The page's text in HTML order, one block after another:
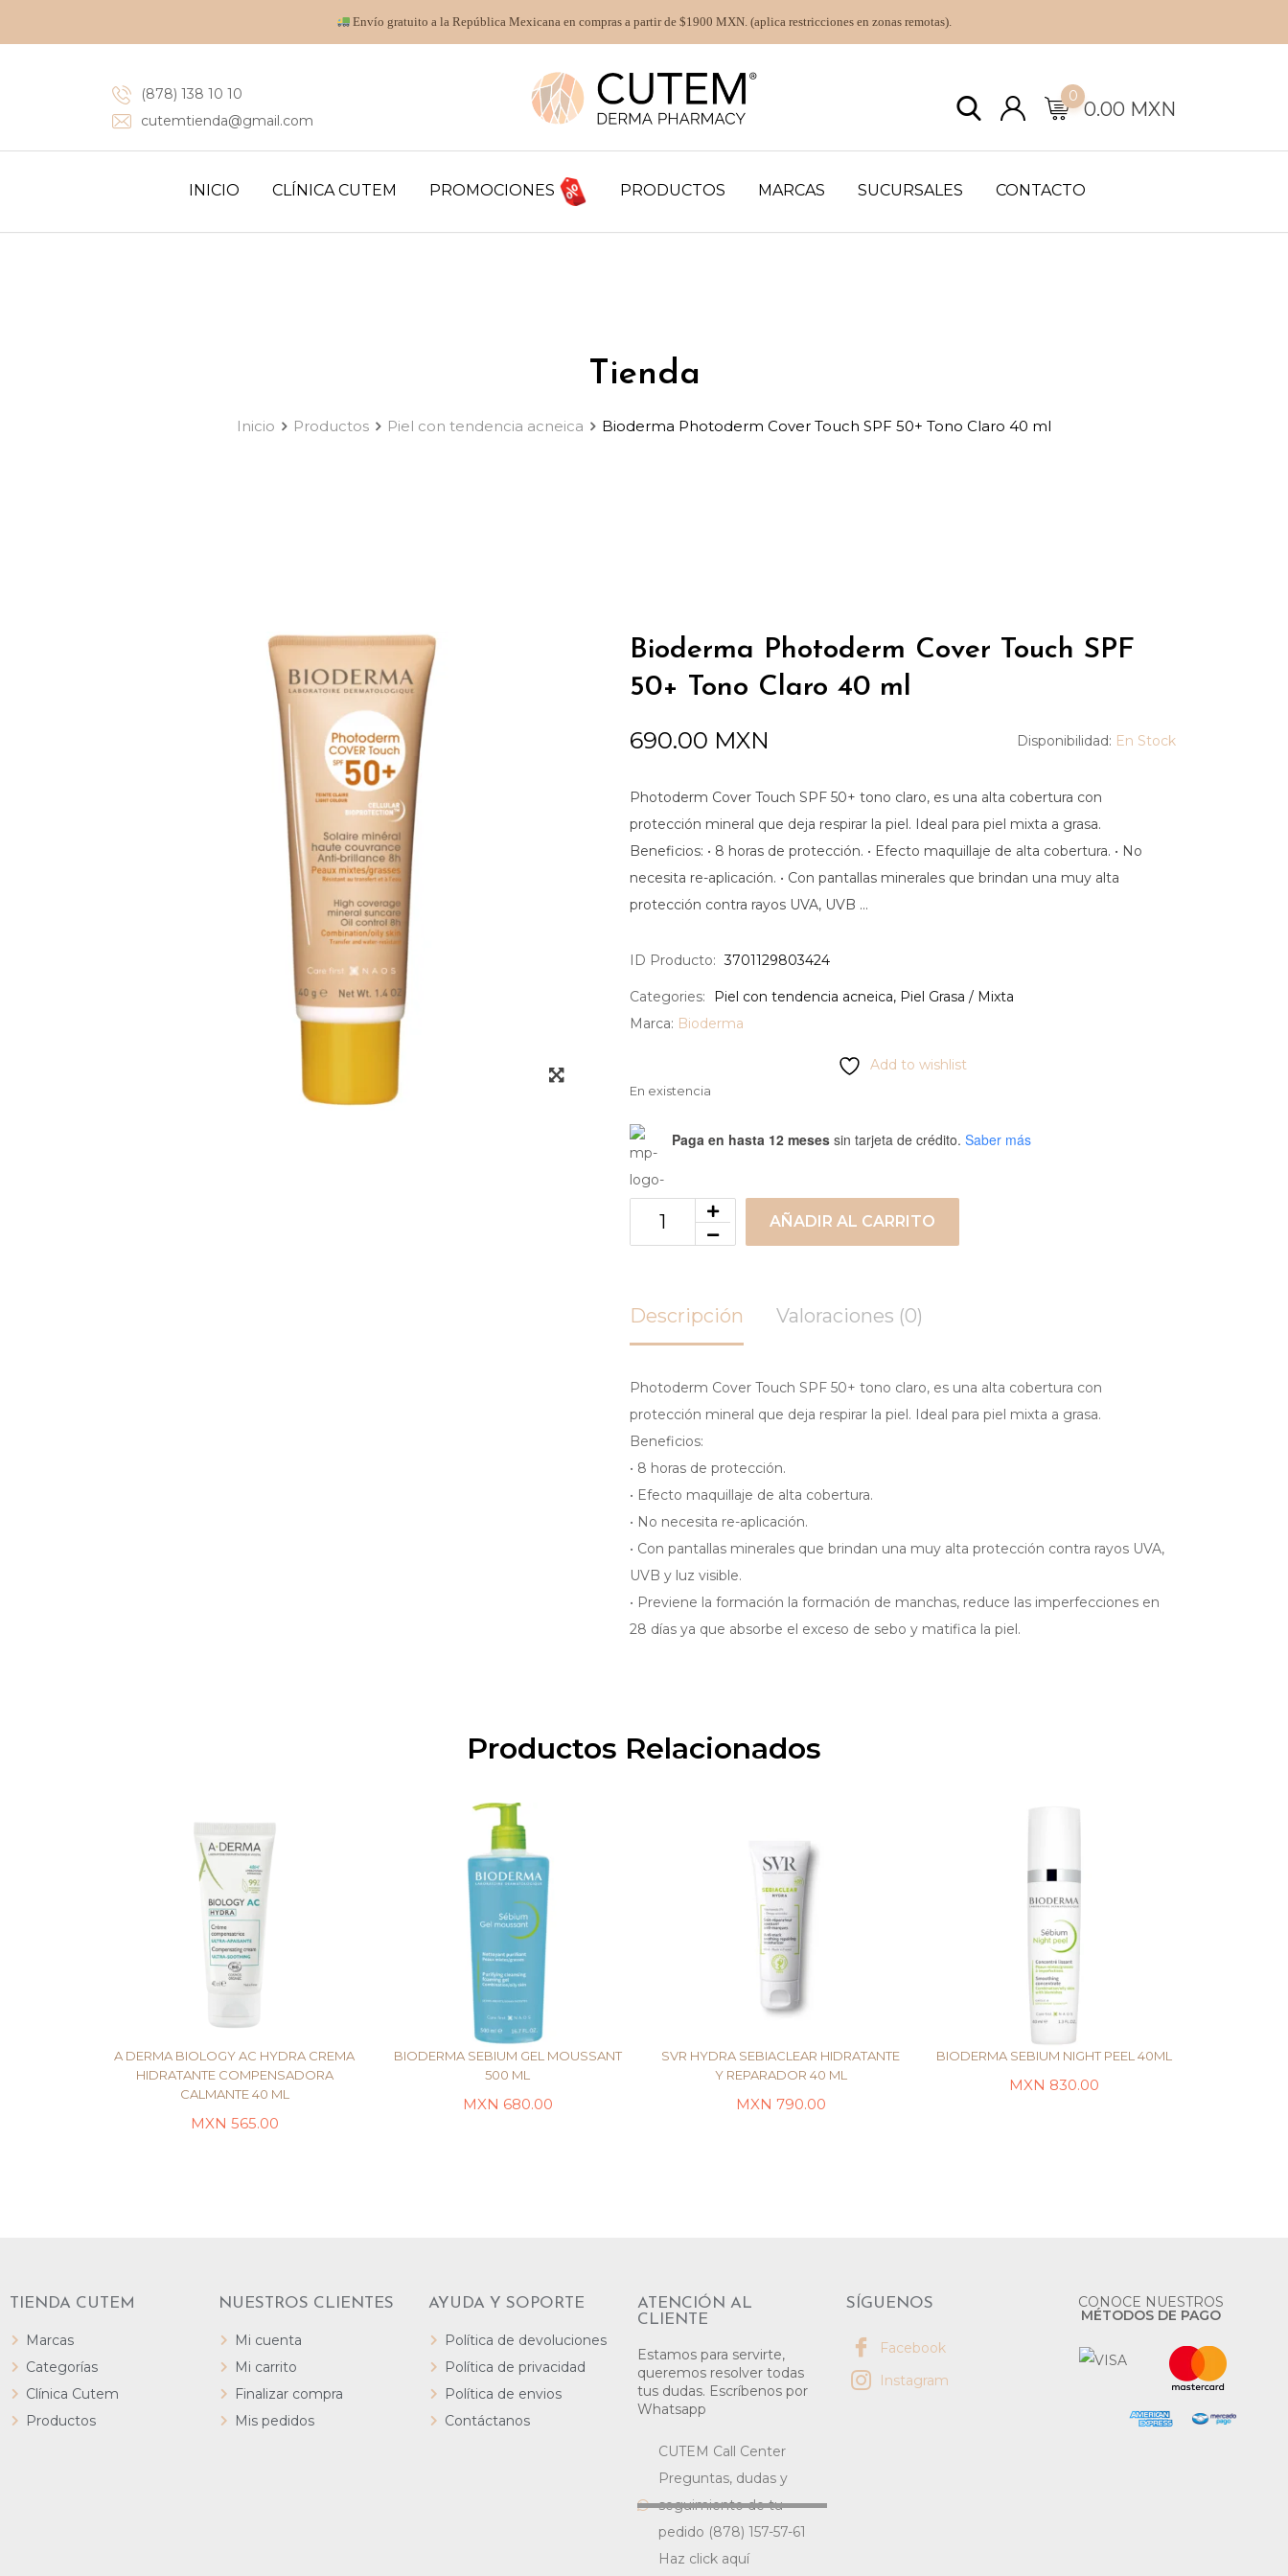
Envío gratuito a la República Mexicana en compras a partir de $1900 MXN. (aplica restricciones en zonas remotas).
(878) 138 10 10
cutemtienda@gmail.com
0.00 MXN
0
INICIO CLÍNICA CUTEM PROMOCIONES PRODUCTOS MARCAS SUCURSALES CONTACTO
Tienda
Inicio Productos Piel con tendencia acneica Bioderma Photoderm Cover Touch SPF 50+ Tono Claro 40 ml
Bioderma Photoderm Cover Touch SPF
50+ Tono Claro 40 ml
690.00 MXN Disponibilidad: En Stock
Photoderm Cover Touch SPF 50+ tono claro, es una alta cobertura con
protección mineral que deja respirar la piel. Ideal para piel mixta a grasa.
Beneficios: • 8 horas de protección. • Efecto maquillaje de alta cobertura. • No
necesita re-aplicación. • Con pantallas minerales que brindan una muy alta
protección contra rayos UVA, UVB …
ID Producto: 3701129803424
Categories: Piel con tendencia acneica, Piel Grasa / Mixta
Marca: Bioderma
Add to wishlist
En existencia
Paga en hasta 12 mesessin tarjeta de crédito. Saber más
AÑADIR AL CARRITO
Descripción Valoraciones (0)
Photoderm Cover Touch SPF 50+ tono claro, es una alta cobertura con
protección mineral que deja respirar la piel. Ideal para piel mixta a grasa.
Beneficios:
• 8 horas de protección.
• Efecto maquillaje de alta cobertura.
• No necesita re-aplicación.
• Con pantallas minerales que brindan una muy alta protección contra rayos UVA,
UVB y luz visible.
• Previene la formación la formación de manchas, reduce las imperfecciones en
28 días ya que absorbe el exceso de sebo y matifica la piel.
Productos Relacionados
BIODERMA SEBIUM NIGHT PEEL 40ML
830.00
SVR HYDRA SEBIACLEAR HIDRATANTE
Y REPARADOR 40 ML
790.00
BIODERMA SEBIUM GEL MOUSSANT
500 ML
680.00
AÑADIR AL CARRITO
A DERMA BIOLOGY AC HYDRA CREMA
HIDRATANTE COMPENSADORA
CALMANTE 40 ML
565.00
TIENDA CUTEM
Marcas
Categorías
Clínica Cutem
Productos
NUESTROS CLIENTES
Mi cuenta
Mi carrito
Finalizar compra
Mis pedidos
AYUDA Y SOPORTE
Política de devoluciones
Política de privacidad
Política de envios
Contáctanos
ATENCIÓN AL
CLIENTE
Estamos para servirte,
queremos resolver todas
tus dudas. Escríbenos por
Whatsapp
CUTEM Call Center
Preguntas, dudas y
seguimiento de tu
pedido (878) 157-57-61
Haz click aquí
SÍGUENOS
Facebook
Instagram
CONOCE NUESTROS
MÉTODOS DE PAGO